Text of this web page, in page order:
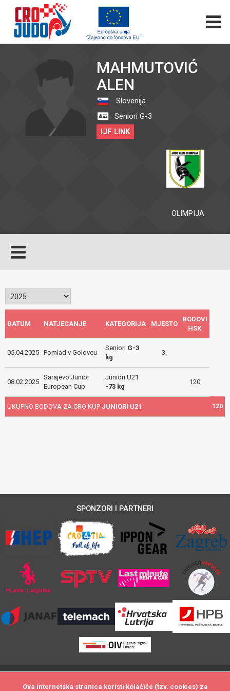
MAHMUTOVIĆ
ALEN
Slovenija
Seniori G-3
IJF LINK
OLIMPIJA
DATUM NATJECANJE KATEGORIJA MJESTO
BODOVI
HSK
05.04.2025 Pomlad v Golovcu
Seniori G-3
kg
3.
08.02.2025
Sarajevo Junior
European Cup
Juniori U21
-73 kg
120
UKUPNO BODOVA ZA CRO KUPJUNIORI U21 120
Ova internetska stranica koristi kolačiće (tzv. cookies) za
SPONZORI I PARTNERI
Ova internetska stranica koristi kolačiće (tzv. cookies) za